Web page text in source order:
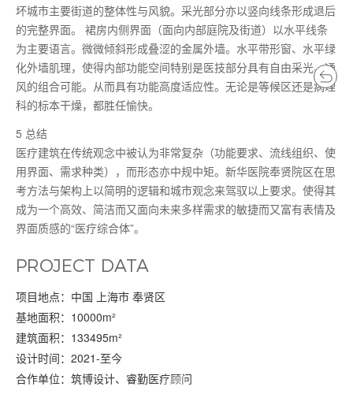
坏城市主要街道的整体性与风貌。采光部分亦以竖向线条形成退后
的完整界面。 裙房内侧界面（面向内部庭院及街道）以水平线条
为主要语言。微微倾斜形成叠涩的金属外墙。水平带形窗、水平绿
化外墙肌理，使得内部功能空间特别是医技部分具有自由采光、通
风的组合可能。从而具有功能高度适应性。无论是等候区还是病理
科的标本干燥，都胜任愉快。
5 总结
医疗建筑在传统观念中被认为非常复杂（功能要求、流线组织、使
用界面、需求种类），而形态亦中规中矩。新华医院奉贤院区在思
考方法与架构上以简明的逻辑和城市观念来驾驭以上要求。使得其
成为一个高效、简洁而又面向未来多样需求的敏捷而又富有表情及
界面质感的“医疗综合体”。
PROJECT DATA
项目地点：中国 上海市 奉贤区
基地面积：10000m²
建筑面积：133495m²
设计时间：2021-至今
合作单位：筑博设计、睿勤医疗顾问